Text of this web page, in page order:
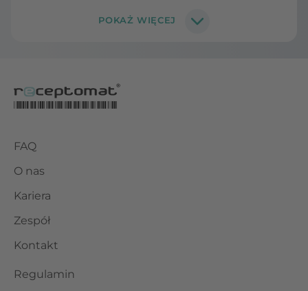
FAQ
O nas
Kariera
Zespół
Kontakt
Regulamin